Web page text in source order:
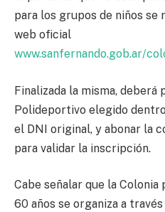
para los grupos de niños se
web oficial
www.sanfernando.gob.ar/
Finalizada la misma, deberá
Polideportivo elegido
el DNI original, y abonar la
para validar la inscripción.
Cabe señalar que la Colonia
60 años se organiza a